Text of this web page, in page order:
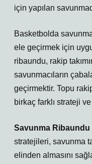
için yapılan
Basketbolda
ele geçirmek için
ribaundu, rakip
savunmacıların
geçirmektir. Topu
birkaç farklı strateji
Savunma Ribaundu
stratejileri, savunma
elinden almasını